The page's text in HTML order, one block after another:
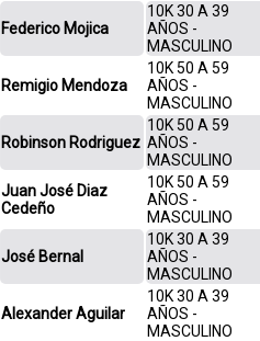
Federico Mojica
10K 30 A 39
AÑOS -
MASCULINO
Remigio Mendoza
10K 50 A 59
AÑOS -
MASCULINO
Robinson Rodriguez
10K 50 A 59
AÑOS -
MASCULINO
Juan José Diaz
Cedeño
10K 50 A 59
AÑOS -
MASCULINO
José Bernal
10K 30 A 39
AÑOS -
MASCULINO
Alexander Aguilar
10K 30 A 39
AÑOS -
MASCULINO